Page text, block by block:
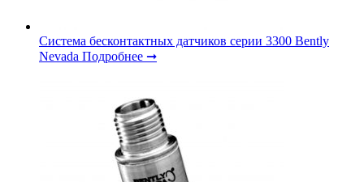
Система бесконтактных датчиков серии 3300 Bently
Nevada Подробнее ➞